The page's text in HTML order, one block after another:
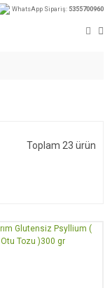
WhatsApp Sipariş: 5355700960
Toplam 23 ürün